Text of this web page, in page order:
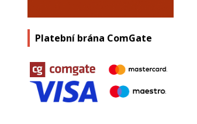
Platební brána ComGate